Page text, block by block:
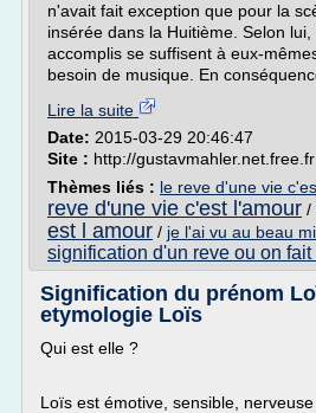
n'avait fait exception que pour la
insérée dans la Huitième. Selon
accomplis se suffisent à eux-
besoin de musique. En
Lire la suite
Date: 2015-03-29 20:46:47
Site : http://gustavmahler.net.free.fr
Thèmes liés : le reve d'une vie
reve d'une vie c'est l'amour /
est l amour / je l'ai vu au beau
signification d'un reve ou on fait
Signification du prénom
etymologie Loïs
Qui est elle ?
Loïs est émotive, sensible,